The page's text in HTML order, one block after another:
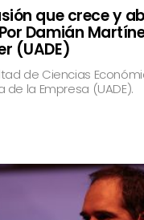
que crece y
Damián
(UADE)
de Ciencias
la Empresa (UADE).